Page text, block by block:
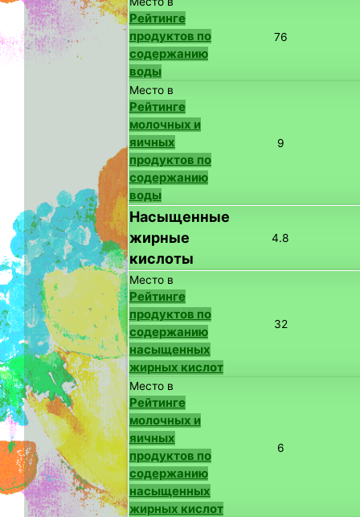
Рейтинге
продуктов по
содержанию
воды
76
Место в
Рейтинге
молочных и
яичных
продуктов по
содержанию
воды
9
Насыщенные
жирные
кислоты
4.8
Место в
Рейтинге
продуктов по
содержанию
насыщенных
жирных кислот
32
Место в
Рейтинге
молочных и
яичных
продуктов по
содержанию
насыщенных
жирных кислот
6